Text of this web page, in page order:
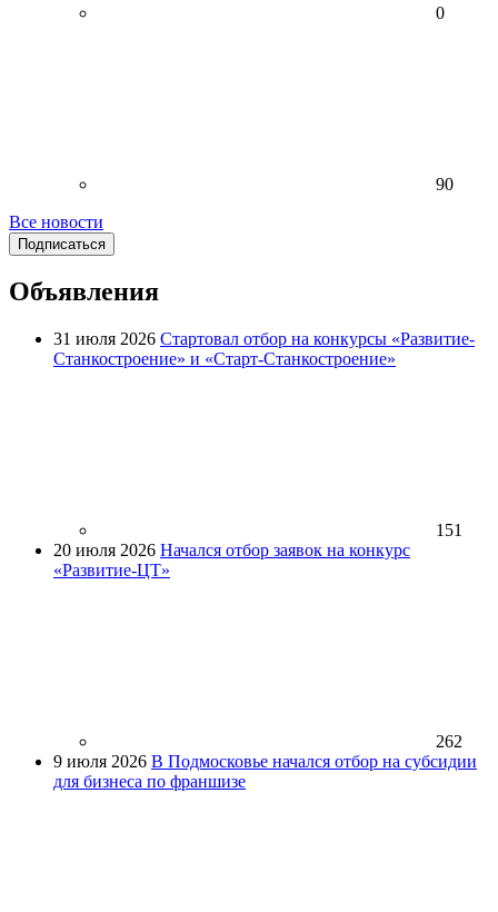
0
90
Все новости
Подписаться
Объявления
31 июля 2026 Стартовал отбор на конкурсы «Развитие-
Станкостроение» и «Старт-Станкостроение»
151
20 июля 2026 Начался отбор заявок на конкурс
«Развитие-ЦТ»
262
9 июля 2026 В Подмосковье начался отбор на субсидии
для бизнеса по франшизе